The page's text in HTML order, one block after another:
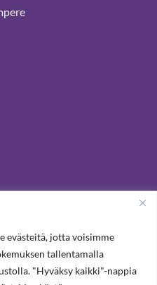
evästeitä, jotta voisimme
tallentamalla
"Hyväksy kaikki"-nappia